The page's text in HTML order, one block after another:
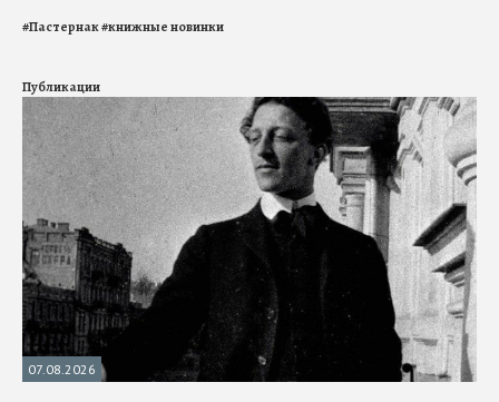
#Пастернак#книжные новинки
Публикации
07.08.2026